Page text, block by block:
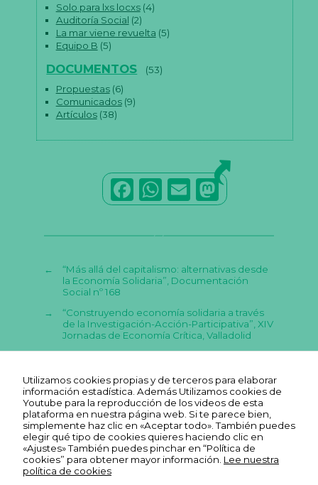
Solo para lxs locxs(4)
Auditoría Social (2)
La mar viene revuelta (5)
Equipo B (5)
DOCUMENTOS
(53)
Propuestas(6)
Comunicados(9)
Artículos(38)
F
a
c
b
o
k
W
h
a
A
p
p
E
m
ai
M
a
st
d
o
n
←
“Más allá del capitalismo: alternativas desde
la Economía Solidaria”, Documentación
Social nº 168
→
“Construyendo economía solidaria a través
de la Investigación-Acción-Participativa”, XIV
Jornadas de Economía Crítica, Valladolid
Utilizamos cookies propias y de terceros para elaborar
información estadística. Además Utilizamos cookies de
Youtube para la reproducción de los videos de esta
plataforma en nuestra página web. Si te parece bien,
simplemente haz clic en «Aceptar todo». También puedes
elegir qué tipo de cookies quieres haciendo clic en
«Ajustes» También puedes pinchar en “Política de
cookies” para obtener mayor información. Lee nuestra
política de cookies